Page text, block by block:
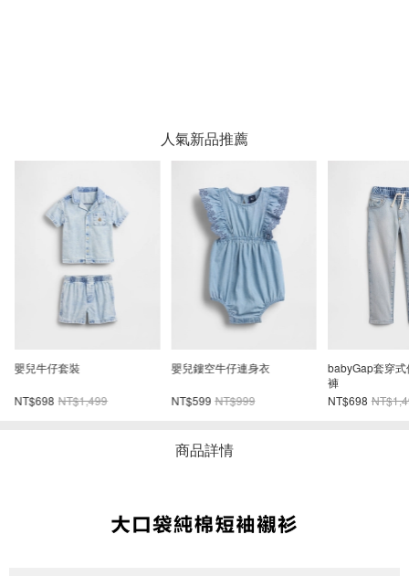
人氣新品推薦
嬰兒牛仔套裝
NT$698 NT$1,499
嬰兒鏤空牛仔連身衣
NT$599 NT$999
babyGap套穿
褲
NT$698
商品詳情